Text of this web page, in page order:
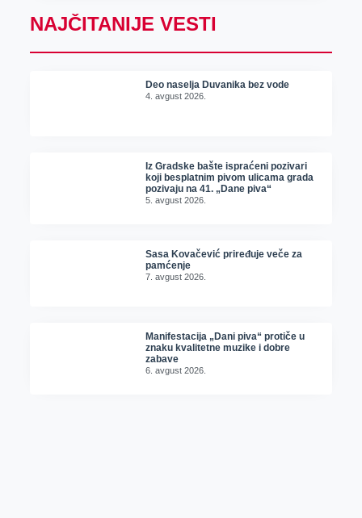
NAJČITANIJE VESTI
Deo naselja Duvanika bez vode
4. avgust 2026.
Iz Gradske bašte ispraćeni pozivari
koji besplatnim pivom ulicama grada
pozivaju na 41. „Dane piva“
5. avgust 2026.
Sasa Kovačević priređuje veče za
pamćenje
7. avgust 2026.
Manifestacija „Dani piva“ protiče u
znaku kvalitetne muzike i dobre
zabave
6. avgust 2026.